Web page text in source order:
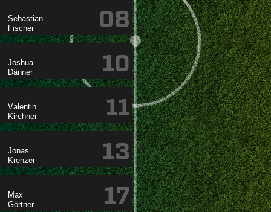


08


10


11


13


17